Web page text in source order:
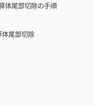
体尾部切除の手順
尾部切除